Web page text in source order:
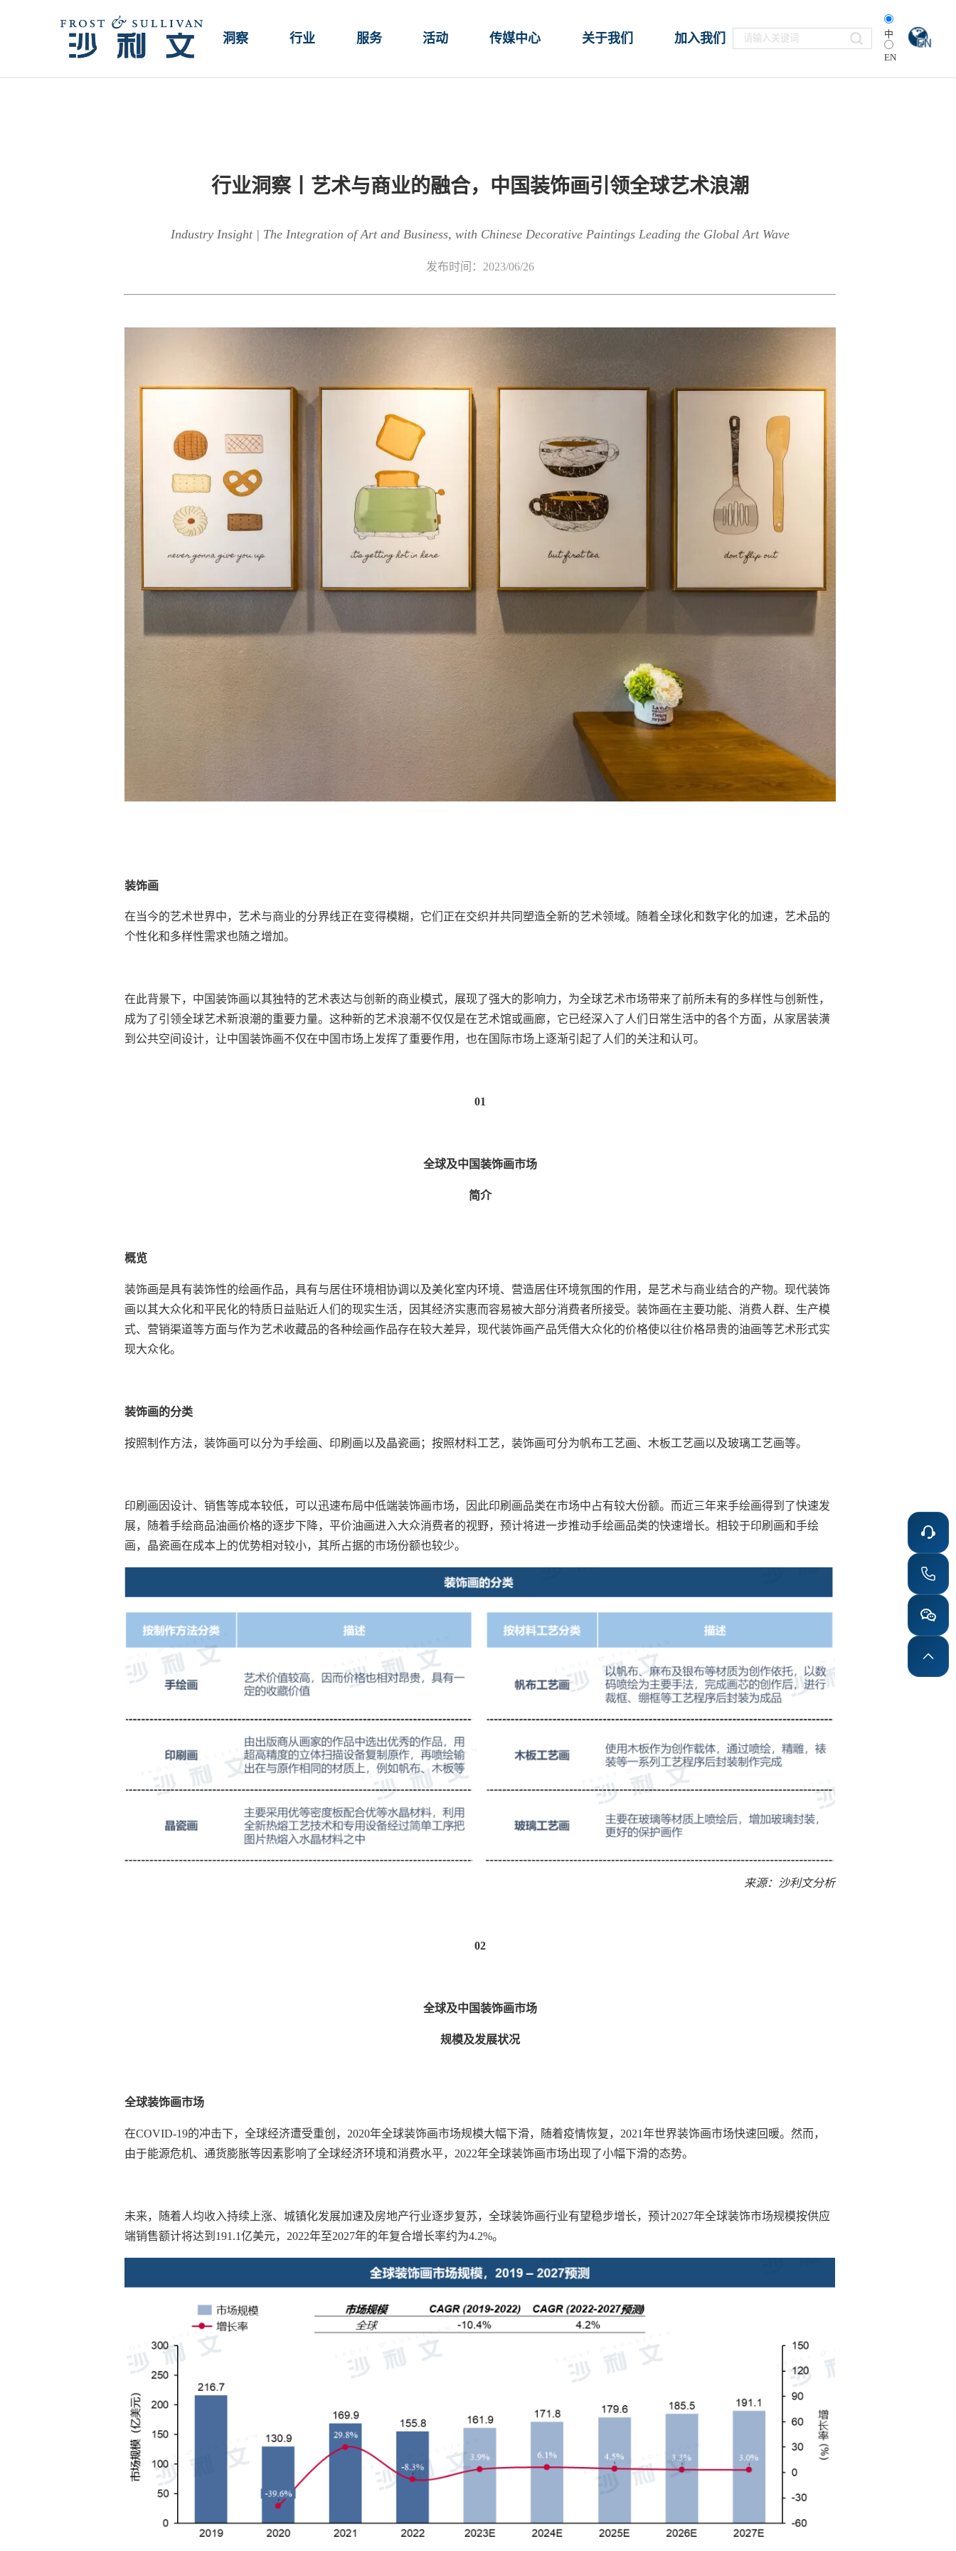
洞察 行业 服务 活动 传媒中心 关于我们 加入我们 中
EN
行业洞察丨艺术与商业的融合，中国装饰画引领全球艺术浪潮
Industry Insight | The Integration of Art and Business, with Chinese Decorative Paintings Leading the Global Art Wave
发布时间：2023/06/26
装饰画
在当今的艺术世界中，艺术与商业的分界线正在变得模糊，它们正在交织并共同塑造全新的艺术领域。随着全球化和数字化的加速，艺术品的
个性化和多样性需求也随之增加。
在此背景下，中国装饰画以其独特的艺术表达与创新的商业模式，展现了强大的影响力，为全球艺术市场带来了前所未有的多样性与创新性，
成为了引领全球艺术新浪潮的重要力量。这种新的艺术浪潮不仅仅是在艺术馆或画廊，它已经深入了人们日常生活中的各个方面，从家居装潢
到公共空间设计，让中国装饰画不仅在中国市场上发挥了重要作用，也在国际市场上逐渐引起了人们的关注和认可。
01
全球及中国装饰画市场
简介
概览
装饰画是具有装饰性的绘画作品，具有与居住环境相协调以及美化室内环境、营造居住环境氛围的作用，是艺术与商业结合的产物。现代装饰
画以其大众化和平民化的特质日益贴近人们的现实生活，因其经济实惠而容易被大部分消费者所接受。装饰画在主要功能、消费人群、生产模
式、营销渠道等方面与作为艺术收藏品的各种绘画作品存在较大差异，现代装饰画产品凭借大众化的价格使以往价格昂贵的油画等艺术形式实
现大众化。
装饰画的分类
按照制作方法，装饰画可以分为手绘画、印刷画以及晶瓷画；按照材料工艺，装饰画可分为帆布工艺画、木板工艺画以及玻璃工艺画等。
印刷画因设计、销售等成本较低，可以迅速布局中低端装饰画市场，因此印刷画品类在市场中占有较大份额。而近三年来手绘画得到了快速发
展，随着手绘商品油画价格的逐步下降，平价油画进入大众消费者的视野，预计将进一步推动手绘画品类的快速增长。相较于印刷画和手绘
画，晶瓷画在成本上的优势相对较小，其所占据的市场份额也较少。
来源：沙利文分析
02
全球及中国装饰画市场
规模及发展状况
全球装饰画市场
在COVID-19的冲击下，全球经济遭受重创，2020年全球装饰画市场规模大幅下滑，随着疫情恢复，2021年世界装饰画市场快速回暖。然而，
由于能源危机、通货膨胀等因素影响了全球经济环境和消费水平，2022年全球装饰画市场出现了小幅下滑的态势。
未来，随着人均收入持续上涨、城镇化发展加速及房地产行业逐步复苏，全球装饰画行业有望稳步增长，预计2027年全球装饰市场规模按供应
端销售额计将达到191.1亿美元，2022年至2027年的年复合增长率约为4.2%。